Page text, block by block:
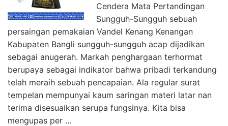
Cendera Mata Pertandingan
Sungguh-Sungguh sebuah
persaingan pemakaian Vandel Kenang Kenangan
Kabupaten Bangli sungguh-sungguh acap dijadikan
sebagai anugerah. Markah penghargaan terhormat
berupaya sebagai indikator bahwa pribadi terkandung
telah meraih sebuah pencapaian. Ala regular surat
tempelan mempunyai kaum saringan materi latar nan
terima disesuaikan serupa fungsinya. Kita bisa
mengupas per …